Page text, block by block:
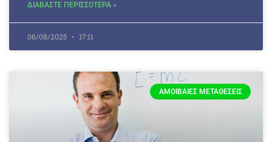
ΔΙΑΒΑΣΤΕ ΠΕΡΙΣΣΟΤΕΡΑ »
06/08/2025 17:11
ΑΜΟΙΒΑΊΕΣ ΜΕΤΑΘΈΣΕΙΣ